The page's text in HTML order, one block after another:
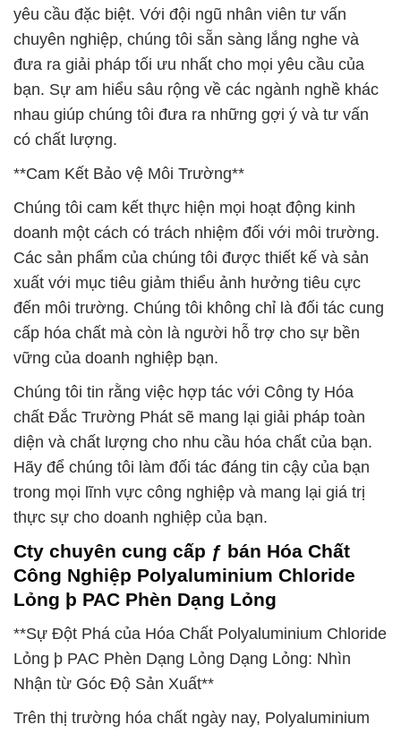
yêu cầu đặc biệt. Với đội ngũ nhân viên tư vấn
chuyên nghiệp, chúng tôi sẵn sàng lắng nghe và
đưa ra giải pháp tối ưu nhất cho mọi yêu cầu của
bạn. Sự am hiểu sâu rộng về các ngành nghề khác
nhau giúp chúng tôi đưa ra những gợi ý và tư vấn
có chất lượng.
**Cam Kết Bảo vệ Môi Trường**
Chúng tôi cam kết thực hiện mọi hoạt động kinh
doanh một cách có trách nhiệm đối với môi trường.
Các sản phẩm của chúng tôi được thiết kế và sản
xuất với mục tiêu giảm thiểu ảnh hưởng tiêu cực
đến môi trường. Chúng tôi không chỉ là đối tác cung
cấp hóa chất mà còn là người hỗ trợ cho sự bền
vững của doanh nghiệp bạn.
Chúng tôi tin rằng việc hợp tác với Công ty Hóa
chất Đắc Trường Phát sẽ mang lại giải pháp toàn
diện và chất lượng cho nhu cầu hóa chất của bạn.
Hãy để chúng tôi làm đối tác đáng tin cậy của bạn
trong mọi lĩnh vực công nghiệp và mang lại giá trị
thực sự cho doanh nghiệp của bạn.
Cty chuyên cung cấp ƒ bán Hóa Chất
Công Nghiệp Polyaluminium Chloride
Lỏng þ PAC Phèn Dạng Lỏng
**Sự Đột Phá của Hóa Chất Polyaluminium Chloride
Lỏng þ PAC Phèn Dạng Lỏng Dạng Lỏng: Nhìn
Nhận từ Góc Độ Sản Xuất**
Trên thị trường hóa chất ngày nay, Polyaluminium